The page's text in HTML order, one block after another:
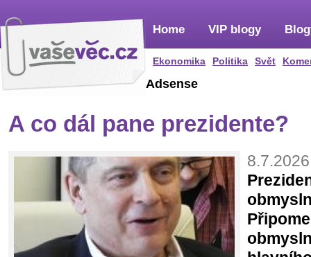
Home
Ekonomika Politika Svět
VIP blogy
Adsense
A co dál pane prezidente?